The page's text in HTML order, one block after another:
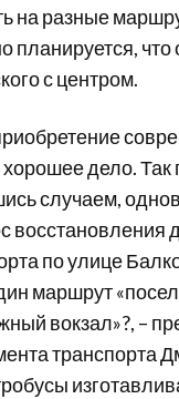
на разные
планируется, что
с центром.
хорошее дело. Так
случаем,
восстановления
по улице
маршрут
вокзал»?, –
транспорта